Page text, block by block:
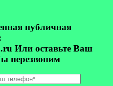
публичная
Или оставьте Ваш
перезвоним